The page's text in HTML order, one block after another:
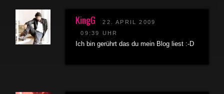
KingG
22. APRIL 2009
09:39 UHR
Ich bin gerührt das du mein Blog liest :-D